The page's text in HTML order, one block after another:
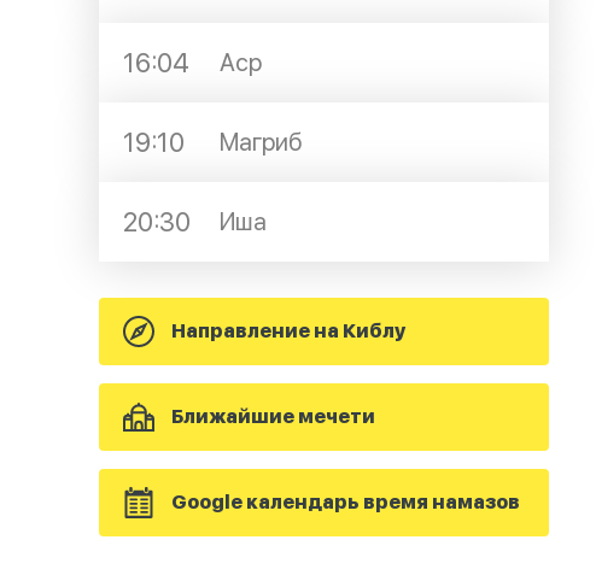
16:04 Аср
19:10 Магриб
20:30 Иша
Направление на Киблу
Ближайшие мечети
Google календарь время намазов